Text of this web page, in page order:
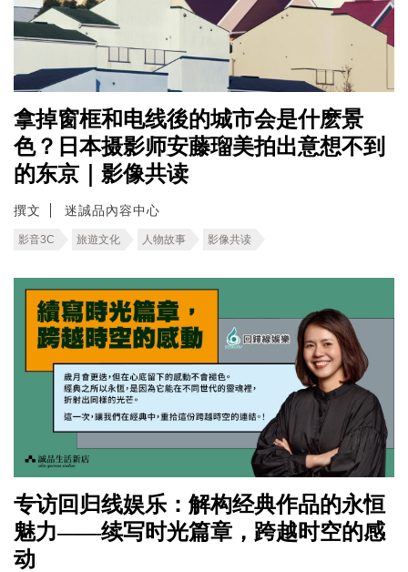
拿掉窗框和电线後的城市会是什麽景
色？日本摄影师安藤瑠美拍出意想不到
的东京｜影像共读
撰文 迷誠品內容中心
影音3C 旅遊文化 人物故事 影像共读
专访回归线娱乐：解构经典作品的永恒
魅力——续写时光篇章，跨越时空的感
动